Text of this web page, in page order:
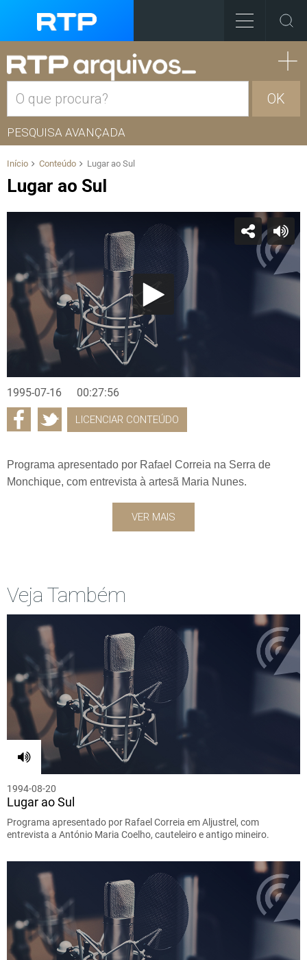
OK
PESQUISA AVANÇADA
Início Conteúdo Lugar ao Sul
Lugar ao Sul
1995-07-16 00:27:56
LICENCIAR CONTEÚDO
Programa apresentado por Rafael Correia na Serra de
Monchique, com entrevista à artesã Maria Nunes.
VER MAIS
Veja Também
1994-08-20
Lugar ao Sul
Programa apresentado por Rafael Correia em Aljustrel, com
entrevista a António Maria Coelho, cauteleiro e antigo mineiro.